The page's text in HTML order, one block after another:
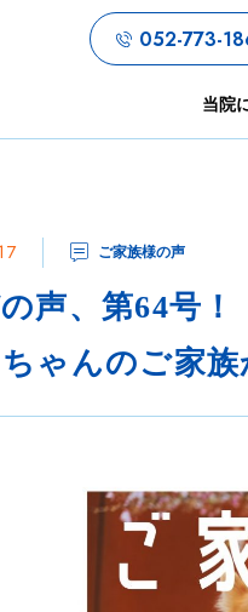
052-773-
当院
ご家族様の声
声、第64号！
ゃんのご家族